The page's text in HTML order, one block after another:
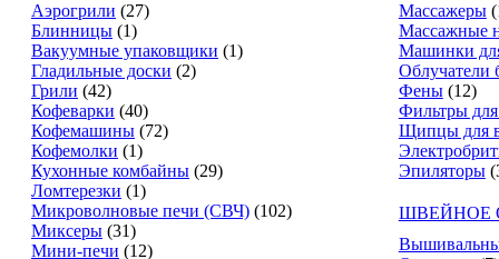
Аэрогрили (27)
Блинницы (1)
Вакуумные упаковщики (1)
Гладильные доски (2)
Грили (42)
Кофеварки (40)
Кофемашины (72)
Кофемолки (1)
Кухонные комбайны (29)
Ломтерезки (1)
Микроволновые печи (СВЧ) (102)
Миксеры (31)
Мини-печи (12)
Массажеры
Массажные
Машинки
Облучатели
Фены (12)
Фильтры
Щипцы для
Эпиляторы
ШВЕЙНОЕ